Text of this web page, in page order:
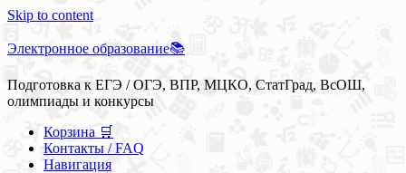
Skip to content
Электронное образование📚
Подготовка к ЕГЭ / ОГЭ, ВПР, МЦКО, СтатГрад, ВсОШ,
олимпиады и конкурсы
Корзина 🛒
Контакты / FAQ
Навигация